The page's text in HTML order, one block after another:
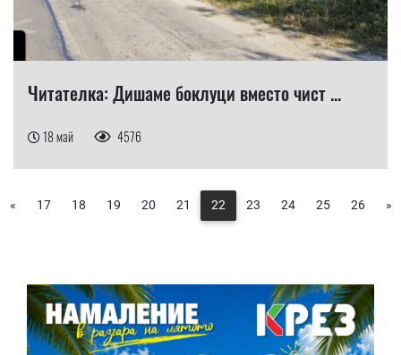
Читателка: Дишаме боклуци вместо чист ...
18 май 4576
« 17 18 19 20 21 22 23 24 25 26 »